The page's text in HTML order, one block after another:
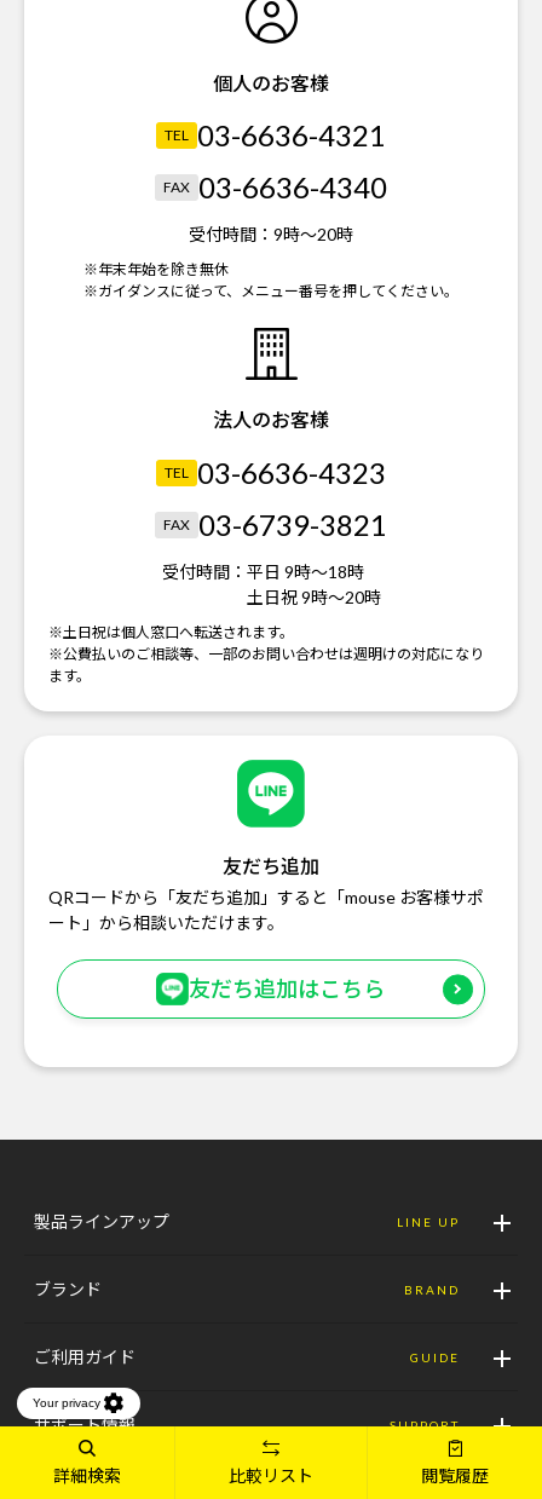
詳細検索 比較リスト 閲覧履歴
個人のお客様
TEL 03-6636-4321
FAX 03-6636-4340
受付時間： 9時～20時
※年末年始を除き無休
※ガイダンスに従って、メニュー番号を押してください。
法人のお客様
TEL 03-6636-4323
FAX 03-6739-3821
受付時間： 平日 9時～18時
土日祝 9時～20時
※土日祝は個人窓口へ転送されます。
※公費払いのご相談等、一部のお問い合わせは週明けの対応になり
ます。
友だち追加
QRコードから「友だち追加」すると「mouse お客様サポ
ート」から相談いただけます。
友だち追加はこちら
製品ラインアップ LINE UP
ブランド BRAND
ご利用ガイド GUIDE
サポート情報 SUPPORT